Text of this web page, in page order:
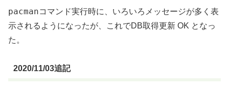
pacmanコマンド実行時に、いろいろメッセージが多く表
示されるようになったが、これでDB取得更新 OK となっ
た。
2020/11/03追記